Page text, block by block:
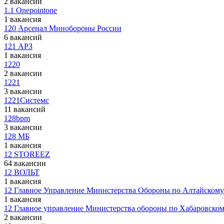
1.1 Onepointone
1 вакансия
120 Арсенал Минобороны России
6 вакансий
121 АРЗ
1 вакансия
1220
2 вакансии
1221
3 вакансии
1221Системс
11 вакансий
128bpm
3 вакансии
128 МБ
1 вакансия
12 STOREEZ
64 вакансии
12 ВОЛЬТ
1 вакансия
12 Главное Управление Министерства Обороны по
1 вакансия
12 Главное управление Министерства обороны по
2 вакансии